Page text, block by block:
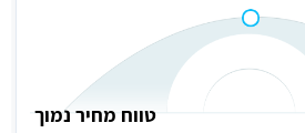
טווח מחיר נמוך